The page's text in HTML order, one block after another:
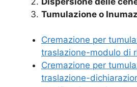
Tumulazione o
Cremazione per
traslazione-modulo di
Cremazione per
traslazione-